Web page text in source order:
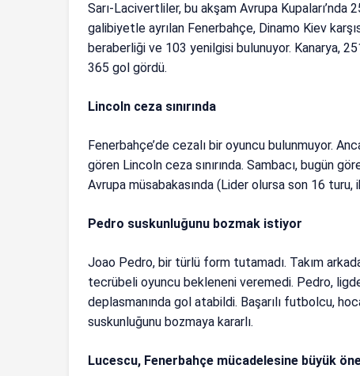
Sarı-Lacivertliler, bu akşam Avrupa
galibiyetle ayrılan Fenerbahçe, Dinamo Kiev
beraberliği ve 103 yenilgisi bulunuyor. Kanarya,
365 gol gördü.
Lincoln ceza sınırında
Fenerbahçe’de cezalı bir oyuncu bulunmuyor.
gören Lincoln ceza sınırında. Sambacı, bugün
Avrupa müsabakasında (Lider olursa son 16 turu,
Pedro suskunluğunu bozmak istiyor
Joao Pedro, bir türlü form tutamadı. Takım
tecrübeli oyuncu bekleneni veremedi. Pedro,
deplasmanında gol atabildi. Başarılı futbolcu,
suskunluğunu bozmaya kararlı.
Lucescu, Fenerbahçe mücadelesine büyük